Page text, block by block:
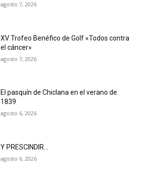
agosto 7, 2026
XV Trofeo Benéfico de Golf «Todos contra
el cáncer»
agosto 7, 2026
El pasquín de Chiclana en el verano de
1839
agosto 6, 2026
Y PRESCINDIR…
agosto 6, 2026